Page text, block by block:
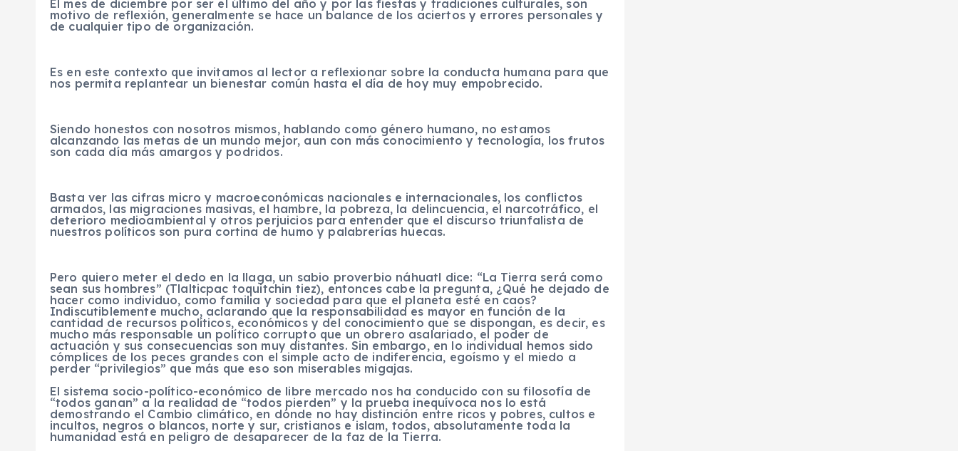
El mes de diciembre por ser el último del año y por las fiestas y tradiciones culturales, son
motivo de reflexión, generalmente se hace un balance de los aciertos y errores personales y
de cualquier tipo de organización.
Es en este contexto que invitamos al lector a reflexionar sobre la conducta humana para que
nos permita replantear un bienestar común hasta el día de hoy muy empobrecido.
Siendo honestos con nosotros mismos, hablando como género humano, no estamos
alcanzando las metas de un mundo mejor, aun con más conocimiento y tecnología, los frutos
son cada día más amargos y podridos.
Basta ver las cifras micro y macroeconómicas nacionales e internacionales, los conflictos
armados, las migraciones masivas, el hambre, la pobreza, la delincuencia, el narcotráfico, el
deterioro medioambiental y otros perjuicios para entender que el discurso triunfalista de
nuestros políticos son pura cortina de humo y palabrerías huecas.
Pero quiero meter el dedo en la llaga, un sabio proverbio náhuatl dice: “La Tierra será como
sean sus hombres” (Tlalticpac toquitchin tiez), entonces cabe la pregunta, ¿Qué he dejado de
hacer como individuo, como familia y sociedad para que el planeta esté en caos?
Indiscutiblemente mucho, aclarando que la responsabilidad es mayor en función de la
cantidad de recursos políticos, económicos y del conocimiento que se dispongan, es decir, es
mucho más responsable un político corrupto que un obrero asalariado, el poder de
actuación y sus consecuencias son muy distantes. Sin embargo, en lo individual hemos sido
cómplices de los peces grandes con el simple acto de indiferencia, egoísmo y el miedo a
perder “privilegios” que más que eso son miserables migajas.
El sistema socio-político-económico de libre mercado nos ha conducido con su filosofía de
“todos ganan” a la realidad de “todos pierden” y la prueba inequívoca nos lo está
demostrando el Cambio climático, en dónde no hay distinción entre ricos y pobres, cultos e
incultos, negros o blancos, norte y sur, cristianos e islam, todos, absolutamente toda la
humanidad está en peligro de desaparecer de la faz de la Tierra.